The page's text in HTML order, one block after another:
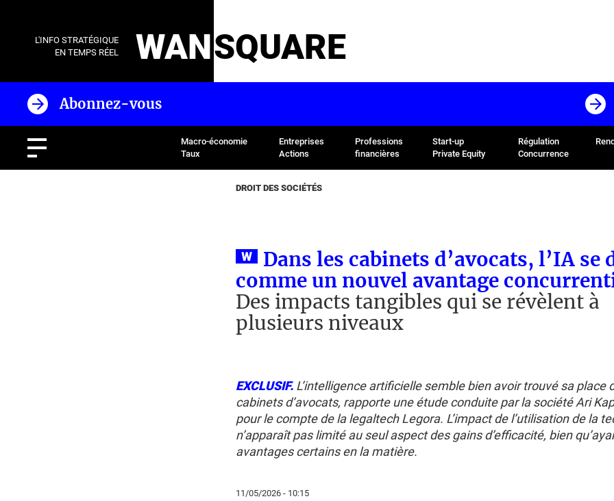
L'INFO STRATÉGIQUE
EN TEMPS RÉEL
WANSQUARE
Abonnez-vous
Macro-économie
Taux
Entreprises
Actions
Professions
financières
Start-up
Private Equity
Régulation
Concurrence
DROIT DES SOCIÉTÉS
Dans les cabinets d’avocats, l’IA se
comme un nouvel avantage
Des impacts tangibles qui se révèlent à
plusieurs niveaux
EXCLUSIF. L’intelligence artificielle semble bien avoir trouvé sa place
cabinets d’avocats, rapporte une étude conduite par la société Ari
pour le compte de la legaltech Legora. L’impact de l’utilisation de la
n’apparaît pas limité au seul aspect des gains d’efficacité, bien
avantages certains en la matière.
11/05/2026 - 10:15